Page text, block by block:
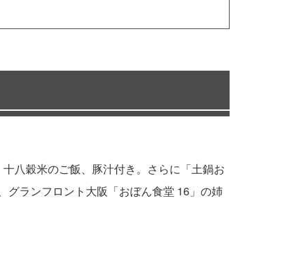
八穀米のご飯、豚汁付き。さらに「土鍋お
グランフロント大阪「おぼん食堂 16」の姉